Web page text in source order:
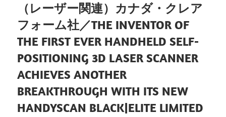
（レーザー関連）カナダ・クレア
フォーム社／THE INVENTOR OF
THE FIRST EVER HANDHELD SELF-
POSITIONING 3D LASER SCANNER
ACHIEVES ANOTHER
BREAKTHROUGH WITH ITS NEW
HANDYSCAN BLACK|ELITE LIMITED